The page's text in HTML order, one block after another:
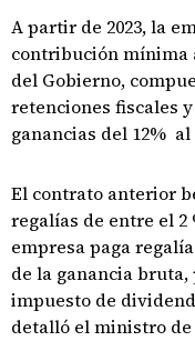
A partir de 2023, la
contribución mínima
del Gobierno,
retenciones fiscales
ganancias del 12%
El contrato anterior
regalías de entre el 2
empresa paga
de la ganancia
impuesto de
detalló el ministro